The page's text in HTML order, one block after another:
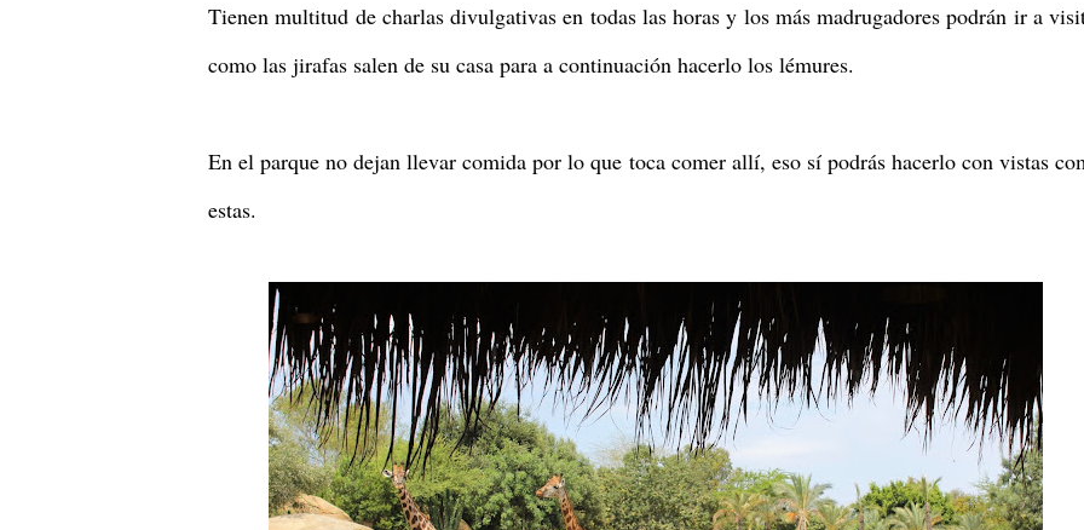
Tienen multitud de charlas divulgativas en todas las horas y los más madrugadores podrán ir a
como las jirafas salen de su casa para a continuación hacerlo los lémures.
En el parque no dejan llevar comida por lo que toca comer allí, eso sí podrás hacerlo con vistas
estas.